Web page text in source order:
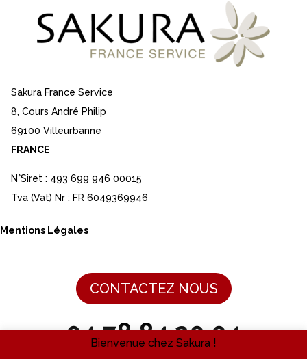
Sakura France Service
8, Cours André Philip
69100 Villeurbanne
FRANCE
N°Siret : 493 699 946 00015
Tva (Vat) Nr : FR 6049369946
Mentions Légales
CONTACTEZ NOUS
04 78 84 20 04
Bienvenue chez Sakura !